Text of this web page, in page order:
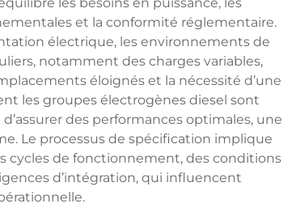
et la conformité réglementaire.
électrique, les environnements de
notamment des charges variables,
éloignés et la nécessité d’une
les groupes électrogènes diesel sont
des performances optimales, une
Le processus de spécification implique
cycles de fonctionnement, des conditions
d’intégration, qui influencent